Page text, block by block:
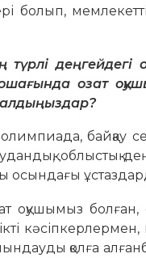
болып,
түрлі деңгейдегі
озат
алдыңыздар?
байқау
облыстық
оқушымыз
қолға